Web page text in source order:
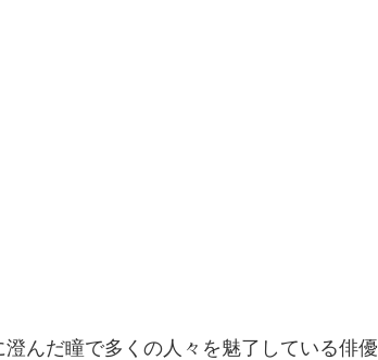
んだ瞳で多くの人々を魅了している俳優